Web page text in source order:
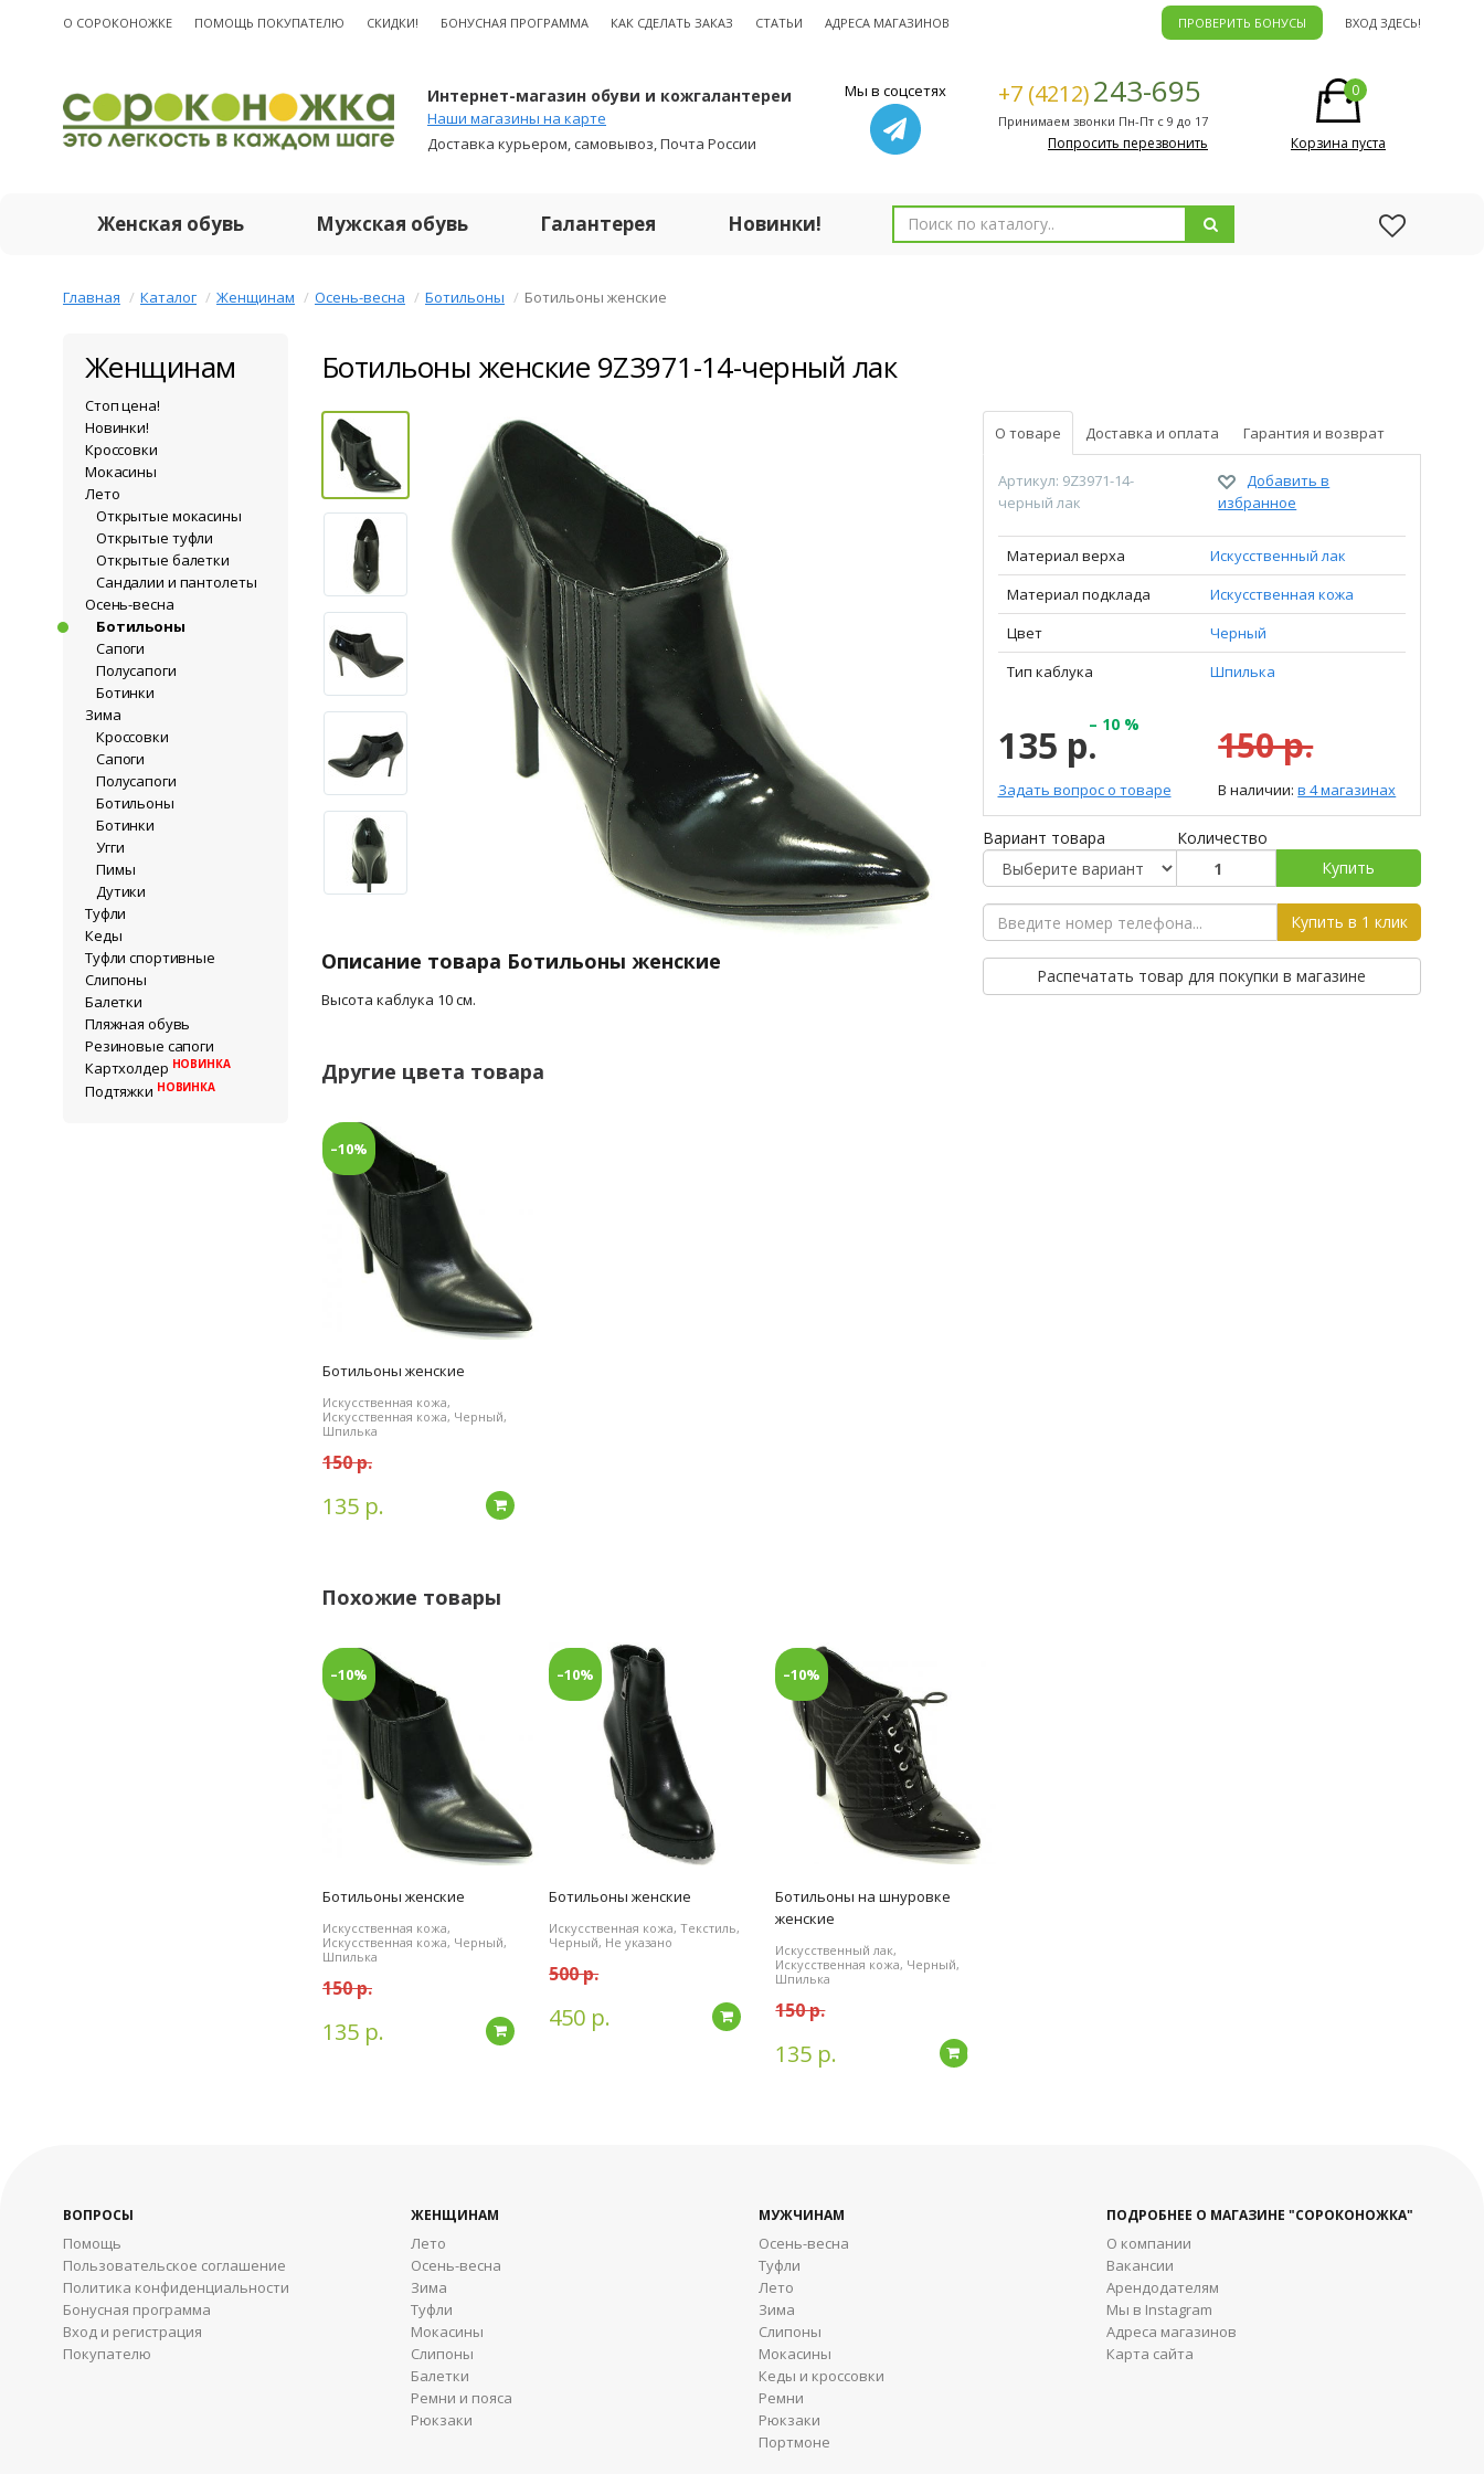
О CОРОКОНОЖКЕ ПОМОЩЬ ПОКУПАТЕЛЮ СКИДКИ! БОНУСНАЯ ПРОГРАММА КАК СДЕЛАТЬ ЗАКАЗ СТАТЬИ АДРЕСА МАГАЗИНОВ ПРОВЕРИТЬ БОНУСЫ ВХОД ЗДЕСЬ!
Интернет-магазин обуви и кожгалантереи
Наши магазины на карте
Доставка курьером, самовывоз, Почта России
Мы в соцсетях +7 (4212)243-695
Принимаем звонки Пн-Пт с 9 до 17
Попросить перезвонить
0
Корзина пуста
Женская обувь Мужская обувь Галантерея Новинки!
Главная Каталог Женщинам Осень-весна Ботильоны Ботильоны женские
Женщинам
Стоп цена!
Новинки!
Кроссовки
Мокасины
Лето
Открытые мокасины
Открытые туфли
Открытые балетки
Сандалии и пантолеты
Осень-весна
Ботильоны
Сапоги
Полусапоги
Ботинки
Зима
Кроссовки
Сапоги
Полусапоги
Ботильоны
Ботинки
Угги
Пимы
Дутики
Туфли
Кеды
Туфли спортивные
Слипоны
Балетки
Пляжная обувь
Резиновые сапоги
Картхолдер НОВИНКА
Подтяжки НОВИНКА
Ботильоны женские 9Z3971-14-черный лак
Описание товара Ботильоны женские
Высота каблука 10 см.
О товаре Доставка и оплата Гарантия и возврат
Артикул: 9Z3971-14-
черный лак
Добавить в
избранное
Материал верха
Искусственный лак
Материал подклада
Искусственная кожа
Цвет
Черный
Тип каблука
Шпилька
135 р.– 10 %
Задать вопрос о товаре
150 р.
В наличии:в 4 магазинах
Вариант товара
Количество
Купить
Купить в 1 клик
Распечатать товар для покупки в магазине
Другие цвета товара
–10%
Ботильоны женские
Искусственная кожа,
Искусственная кожа, Черный,
Шпилька
150 р.
135 р. Подробнее
Похожие товары
–10%
Ботильоны женские
Искусственная кожа,
Искусственная кожа, Черный,
Шпилька
150 р.
135 р. Подробнее
–10%
Ботильоны женские
Искусственная кожа, Текстиль,
Черный, Не указано
500 р.
450 р. Подробнее
–10%
Ботильоны на шнуровке
женские
Искусственный лак,
Искусственная кожа, Черный,
Шпилька
150 р.
135 р. Подробнее
ВОПРОСЫ
Помощь
Пользовательское соглашение
Политика конфиденциальности
Бонусная программа
Вход и регистрация
Покупателю
ЖЕНЩИНАМ
Лето
Осень-весна
Зима
Туфли
Мокасины
Слипоны
Балетки
Ремни и пояса
Рюкзаки
МУЖЧИНАМ
Осень-весна
Туфли
Лето
Зима
Cлипоны
Мокасины
Кеды и кроссовки
Ремни
Рюкзаки
Портмоне
ПОДРОБНЕЕ О МАГАЗИНЕ "СОРОКОНОЖКА"
О компании
Вакансии
Арендодателям
Мы в Instagram
Адреса магазинов
Карта сайта